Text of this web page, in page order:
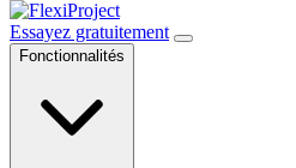
Essayez gratuitement
Fonctionnalités